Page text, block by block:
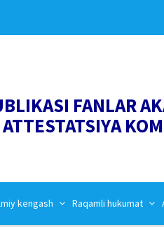
FANLAR
kengash Raqamli hukumat